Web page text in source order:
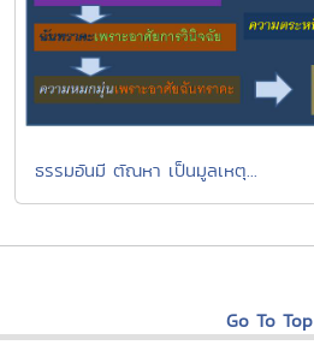
ธรรมอันมี ตัณหา เป็นมูลเหตุ...
Go To Top